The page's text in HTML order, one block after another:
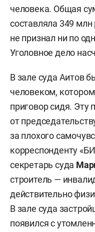
человека. Общая
составляла 349
не признал ни по
Уголовное дело
В зале суда Аитов
человеком,
приговор сидя. Эту
от
за плохого
корреспонденту
секретарь суда
строитель —
действительно
В зале суда
появился с